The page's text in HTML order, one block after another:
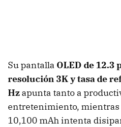
Su pantalla OLED de 12.3
resolución 3K y tasa de
Hz apunta tanto a
entretenimiento, mientras
10,100 mAh intenta